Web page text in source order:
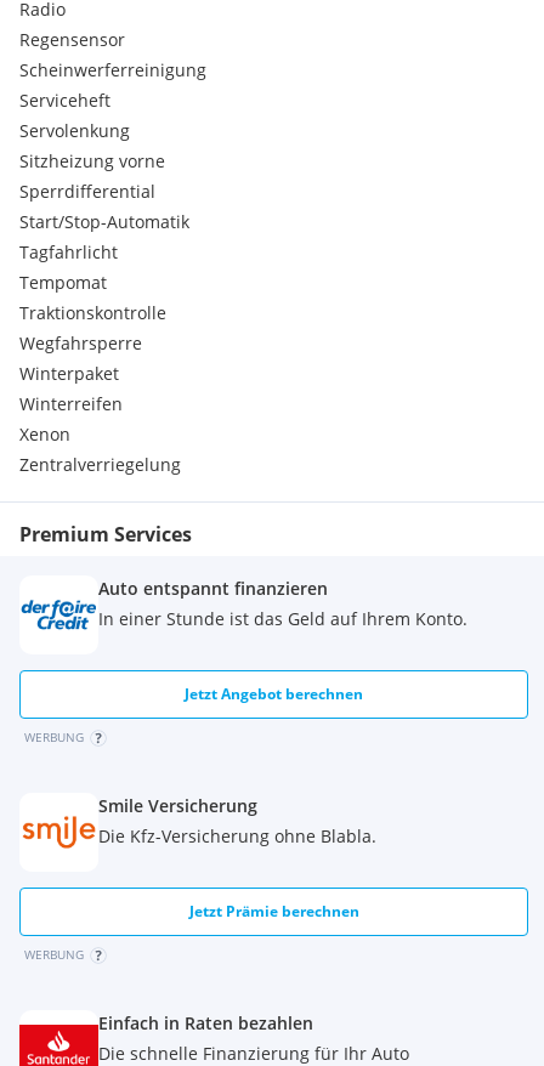
Radio
Regensensor
Scheinwerferreinigung
Serviceheft
Servolenkung
Sitzheizung vorne
Sperrdifferential
Start/Stop-Automatik
Tagfahrlicht
Tempomat
Traktionskontrolle
Wegfahrsperre
Winterpaket
Winterreifen
Xenon
Zentralverriegelung
Premium Services
Auto entspannt finanzieren
In einer Stunde ist das Geld auf Ihrem Konto.
Jetzt Angebot berechnen
WERBUNG
Smile Versicherung
Die Kfz-Versicherung ohne Blabla.
Jetzt Prämie berechnen
WERBUNG
Einfach in Raten bezahlen
Die schnelle Finanzierung für Ihr Auto